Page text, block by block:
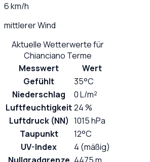
6 km/h
mittlerer Wind
Aktuelle Wetterwerte für
Chianciano Terme
Messwert
Wert
Gefühlt
35°C
Niederschlag
0 L/m²
Luftfeuchtigkeit24 %
Luftdruck (NN) 1015 hPa
Taupunkt
12°C
UV-Index
4 (mäßig)